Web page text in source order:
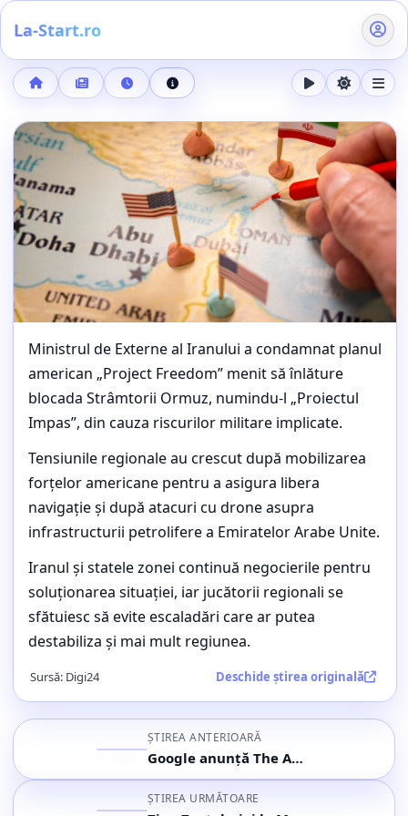
La-Start.ro
Acasă Buletin de știri5 mai 2026, ora 22:27
Detalii știre
Google anunță The Android Show | I/O Edition pentru 12
EXTERNE
Iran: Proiectul Libertate, o capcană
militară riscantă – avertismentul
diplomației iraniene
mai 2026, ora 22:27)
Ministrul de Externe al Iranului a condamnat planul
american „Project Freedom” menit să înlăture
blocada Strâmtorii Ormuz, numindu-l „Proiectul
Impas”, din cauza riscurilor militare implicate.
Tensiunile regionale au crescut după mobilizarea
forțelor americane pentru a asigura libera
navigație și după atacuri cu drone asupra
infrastructurii petrolifere a Emiratelor Arabe Unite.
Iranul și statele zonei continuă negocierile pentru
soluționarea situației, iar jucătorii regionali se
sfătuiesc să evite escaladări care ar putea
destabiliza și mai mult regiunea.
Sursă: Digi24 Deschide știrea originală
ȘTIREA ANTERIOARĂ
Google anunță The Android Show | I/O Edition pentru 12 mai 2026 cu lansări majore Android și AI
ȘTIREA URMĂTOARE